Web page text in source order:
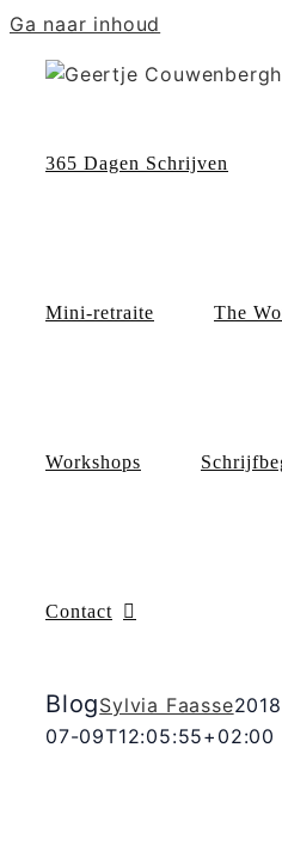
Ga naar inhoud
365 Dagen Schrijven
Mini-retraite The
Workshops
Contact
BlogSylvia Faasse
07-09T12:05:55+02:00